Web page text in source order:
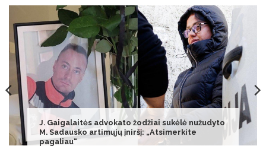
Egidijus Dragūnas-SEL pašaipiai įvertino
protestą: „Tikri menininkai miega iki 12-os“